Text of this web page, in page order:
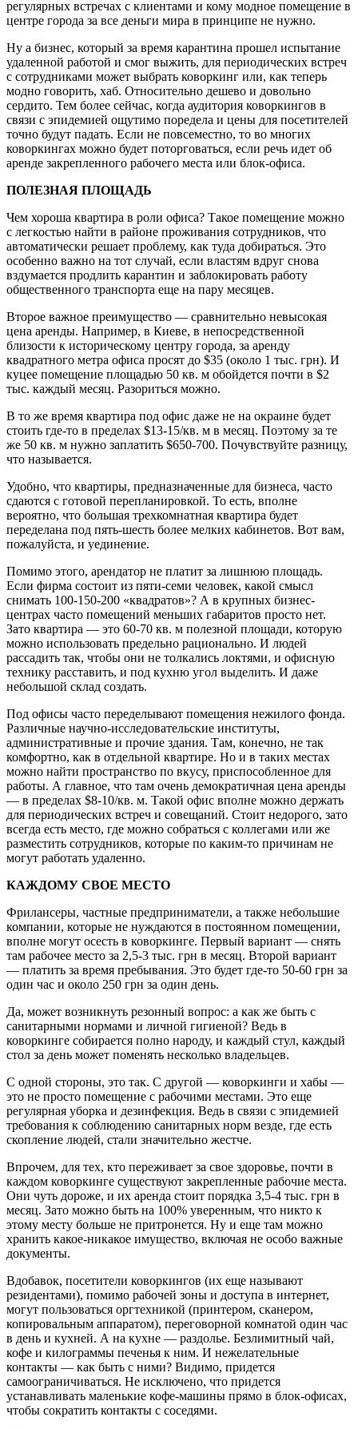
регулярных встречах с клиентами и кому модное помещение в
центре города за все деньги мира в принципе не нужно.
Ну а бизнес, который за время карантина прошел испытание
удаленной работой и смог выжить, для периодических встреч
с сотрудниками может выбрать коворкинг или, как теперь
модно говорить, хаб. Относительно дешево и довольно
сердито. Тем более сейчас, когда аудитория коворкингов в
связи с эпидемией ощутимо поредела и цены для посетителей
точно будут падать. Если не повсеместно, то во многих
коворкингах можно будет поторговаться, если речь идет об
аренде закрепленного рабочего места или блок-офиса.
ПОЛЕЗНАЯ ПЛОЩАДЬ
Чем хороша квартира в роли офиса? Такое помещение можно
с легкостью найти в районе проживания сотрудников, что
автоматически решает проблему, как туда добираться. Это
особенно важно на тот случай, если властям вдруг снова
вздумается продлить карантин и заблокировать работу
общественного транспорта еще на пару месяцев.
Второе важное преимущество — сравнительно невысокая
цена аренды. Например, в Киеве, в непосредственной
близости к историческому центру города, за аренду
квадратного метра офиса просят до $35 (около 1 тыс. грн). И
куцее помещение площадью 50 кв. м обойдется почти в $2
тыс. каждый месяц. Разориться можно.
В то же время квартира под офис даже не на окраине будет
стоить где-то в пределах $13-15/кв. м в месяц. Поэтому за те
же 50 кв. м нужно заплатить $650-700. Почувствуйте разницу,
что называется.
Удобно, что квартиры, предназначенные для бизнеса, часто
сдаются с готовой перепланировкой. То есть, вполне
вероятно, что большая трехкомнатная квартира будет
переделана под пять-шесть более мелких кабинетов. Вот вам,
пожалуйста, и уединение.
Помимо этого, арендатор не платит за лишнюю площадь.
Если фирма состоит из пяти-семи человек, какой смысл
снимать 100-150-200 «квадратов»? А в крупных бизнес-
центрах часто помещений меньших габаритов просто нет.
Зато квартира — это 60-70 кв. м полезной площади, которую
можно использовать предельно рационально. И людей
рассадить так, чтобы они не толкались локтями, и офисную
технику расставить, и под кухню угол выделить. И даже
небольшой склад создать.
Под офисы часто переделывают помещения нежилого фонда.
Различные научно-исследовательские институты,
административные и прочие здания. Там, конечно, не так
комфортно, как в отдельной квартире. Но и в таких местах
можно найти пространство по вкусу, приспособленное для
работы. А главное, что там очень демократичная цена аренды
— в пределах $8-10/кв. м. Такой офис вполне можно держать
для периодических встреч и совещаний. Стоит недорого, зато
всегда есть место, где можно собраться с коллегами или же
разместить сотрудников, которые по каким-то причинам не
могут работать удаленно.
КАЖДОМУ СВОЕ МЕСТО
Фрилансеры, частные предприниматели, а также небольшие
компании, которые не нуждаются в постоянном помещении,
вполне могут осесть в коворкинге. Первый вариант — снять
там рабочее место за 2,5-3 тыс. грн в месяц. Второй вариант
— платить за время пребывания. Это будет где-то 50-60 грн за
один час и около 250 грн за один день.
Да, может возникнуть резонный вопрос: а как же быть с
санитарными нормами и личной гигиеной? Ведь в
коворкинге собирается полно народу, и каждый стул, каждый
стол за день может поменять несколько владельцев.
С одной стороны, это так. С другой — коворкинги и хабы —
это не просто помещение с рабочими местами. Это еще
регулярная уборка и дезинфекция. Ведь в связи с эпидемией
требования к соблюдению санитарных норм везде, где есть
скопление людей, стали значительно жестче.
Впрочем, для тех, кто переживает за свое здоровье, почти в
каждом коворкинге существуют закрепленные рабочие места.
Они чуть дороже, и их аренда стоит порядка 3,5-4 тыс. грн в
месяц. Зато можно быть на 100% уверенным, что никто к
этому месту больше не притронется. Ну и еще там можно
хранить какое-никакое имущество, включая не особо важные
документы.
Вдобавок, посетители коворкингов (их еще называют
резидентами), помимо рабочей зоны и доступа в интернет,
могут пользоваться оргтехникой (принтером, сканером,
копировальным аппаратом), переговорной комнатой один час
в день и кухней. А на кухне — раздолье. Безлимитный чай,
кофе и килограммы печенья к ним. И нежелательные
контакты — как быть с ними? Видимо, придется
самоограничиваться. Не исключено, что придется
устанавливать маленькие кофе-машины прямо в блок-офисах,
чтобы сократить контакты с соседями.